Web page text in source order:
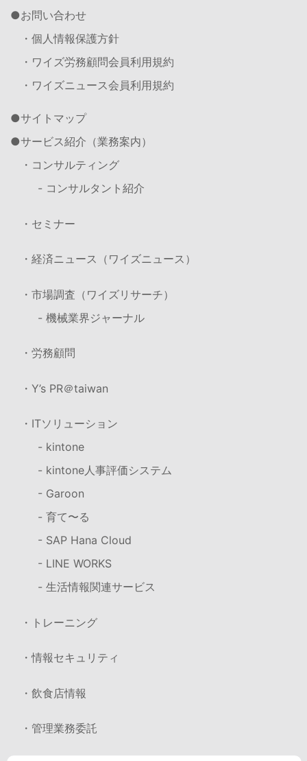
お問い合わせ
・個人情報保護方針
・ワイズ労務顧問会員利用規約
・ワイズニュース会員利用規約
サイトマップ
サービス紹介（業務案内）
・コンサルティング
- コンサルタント紹介
・セミナー
・経済ニュース（ワイズニュース）
・市場調査（ワイズリサーチ）
- 機械業界ジャーナル
・労務顧問
・Y’s PR＠taiwan
・ITソリューション
- kintone
- kintone人事評価システム
- Garoon
- 育て〜る
- SAP Hana Cloud
- LINE WORKS
- 生活情報関連サービス
・トレーニング
・情報セキュリティ
・飲食店情報
・管理業務委託